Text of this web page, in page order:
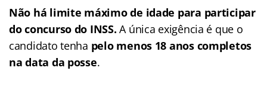
​Não há limite máximo de idade para participar
do concurso do INSS. A única exigência é que o
candidato tenha pelo menos 18 anos completos
na data da posse.